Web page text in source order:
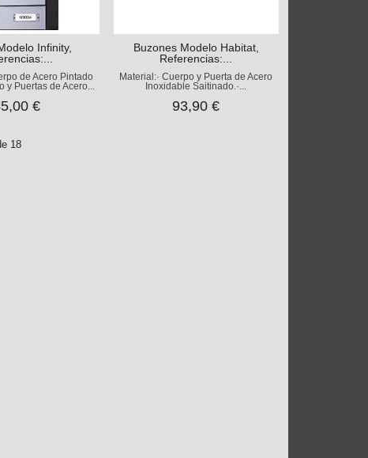
Infinity,
de Acero Pintado
y Puertas de Acero...
€
Buzones Modelo Habitat,
Referencias:...
Material:· Cuerpo y Puerta de Acero
Inoxidable Saitinado.·...
93,90 €
18